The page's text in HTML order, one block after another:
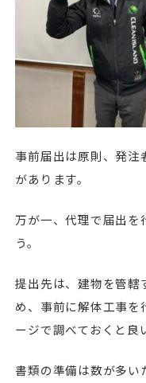
事前届出は原則、発注
があります。
万が一、代理で届出を
う。
提出先は、建物を管轄
め、事前に解体工事を
ージで調べておくと良
書類の準備は数が多い